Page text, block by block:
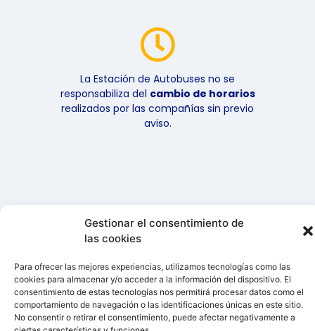
Gestionar el consentimiento de
las cookies
Para ofrecer las mejores experiencias, utilizamos tecnologías como las
cookies para almacenar y/o acceder a la información del dispositivo. El
consentimiento de estas tecnologías nos permitirá procesar datos como el
comportamiento de navegación o las identificaciones únicas en este sitio.
No consentir o retirar el consentimiento, puede afectar negativamente a
La Estación de Autobuses no se
responsabiliza del cambio de horarios
realizados por las compañías sin previo
aviso.
© 2026 GISPMAT S.A.
reservados
Aviso Legal
Política de cookies